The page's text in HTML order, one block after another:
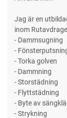
Jag är en
inom
- Dammsugning
-
- Torka golven
- Dammning
- Storstädning
- Flyttstädning
- Byte av
- Strykning